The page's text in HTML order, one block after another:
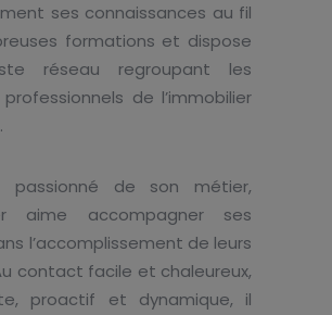
ses connaissances au fil
formations et dispose
réseau regroupant les
professionnels de l’immobilier
passionné de son métier,
aime accompagner ses
l’accomplissement de leurs
contact facile et chaleureux,
proactif et dynamique, il